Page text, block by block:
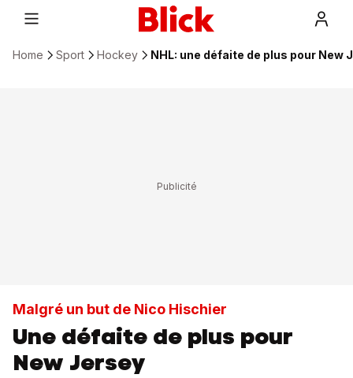
Home Sport Hockey NHL: une défaite de plus pour New
Malgré un but de Nico Hischier
Une défaite de plus pour
New Jersey